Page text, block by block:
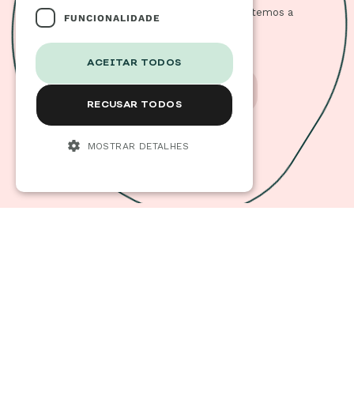
Faça parte da rede de quartéis que já temos a
CARREGUE AQUI
FUNCIONALIDADE
ACEITAR TODOS
RECUSAR TODOS
MOSTRAR DETALHES